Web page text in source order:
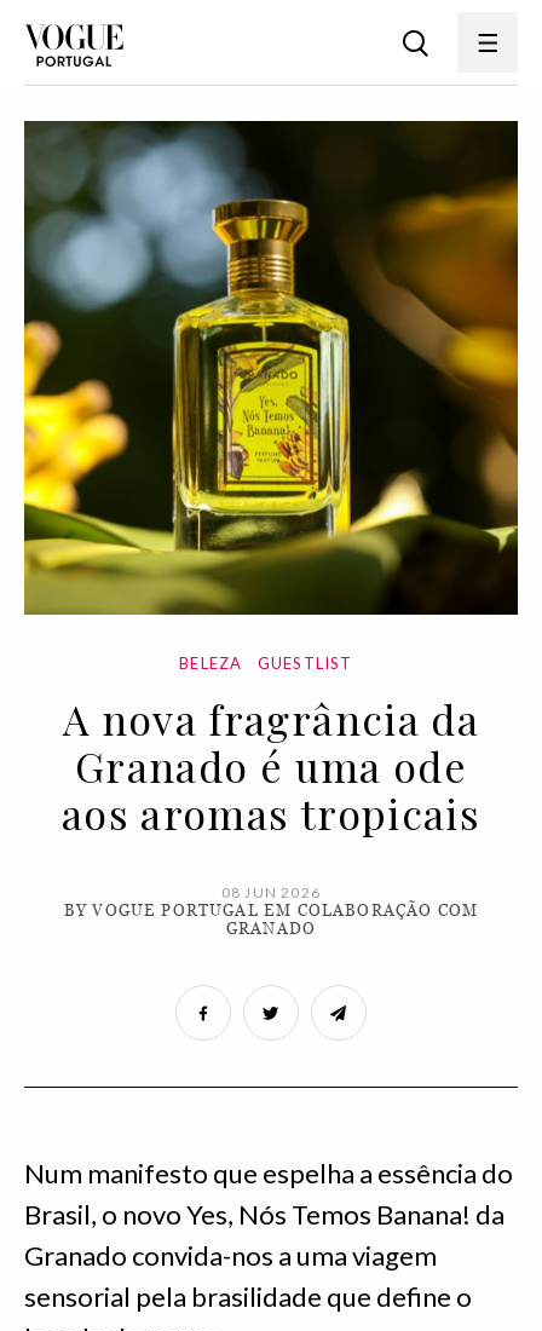
BELEZA GUESTLIST
A nova fragrância da
Granado é uma ode
aos aromas tropicais
08 JUN 2026
BY VOGUE PORTUGAL EM COLABORAÇÃO COM
GRANADO
Num manifesto que espelha a essência do
Brasil, o novo Yes, Nós Temos Banana! da
Granado convida-nos a uma viagem
sensorial pela brasilidade que define o